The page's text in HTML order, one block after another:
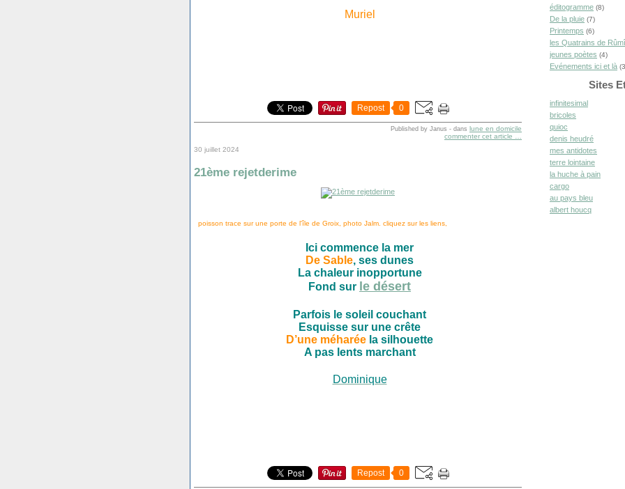
Muriel
Repost 0
Published by Janus - dans lune en domicile
commenter cet article …
30 juillet 2024
21ème rejetderime
poisson trace sur une porte de l'île de Groix, photo Jalm. cliquez sur les liens,
Ici commence la mer
De Sable, ses dunes
La chaleur inopportune
Fond sur le désert
Parfois le soleil couchant
Esquisse sur une crête
D’une méharée la silhouette
A pas lents marchant
Dominique
Repost 0
éditogramme (8)
De la pluie (7)
Printemps (6)
les Quatrains de Rûmî
jeunes poètes (4)
Evénements ici et là
Sites
infinitesimal
bricoles
quioc
denis heudré
mes antidotes
terre lointaine
la huche à pain
cargo
au pays bleu
albert houcq